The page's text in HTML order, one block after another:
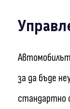
за да бъде
стандартно